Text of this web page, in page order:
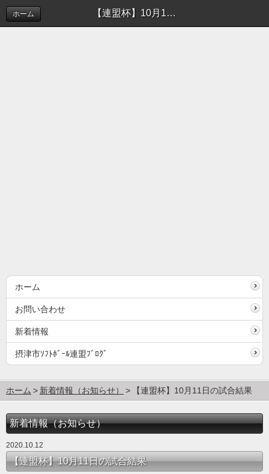
【連盟杯】10月11日の試合結果 | 新着情報（お知らせ）
ホーム
ホーム
お問い合わせ
新着情報
摂津市ｿﾌﾄﾎﾞｰﾙ連盟ﾌﾞﾛｸﾞ
ホーム 新着情報（お知らせ） 【連盟杯】10月11日の試合結果
新着情報（お知らせ）
2020.10.12
【連盟杯】10月11日の試合結果